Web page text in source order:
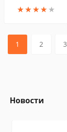
★★★★ ★
★★★★ ★
1 2 3
Новости